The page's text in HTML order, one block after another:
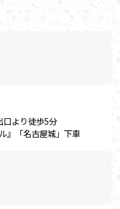
口より徒歩5分
』「名古屋城」下車